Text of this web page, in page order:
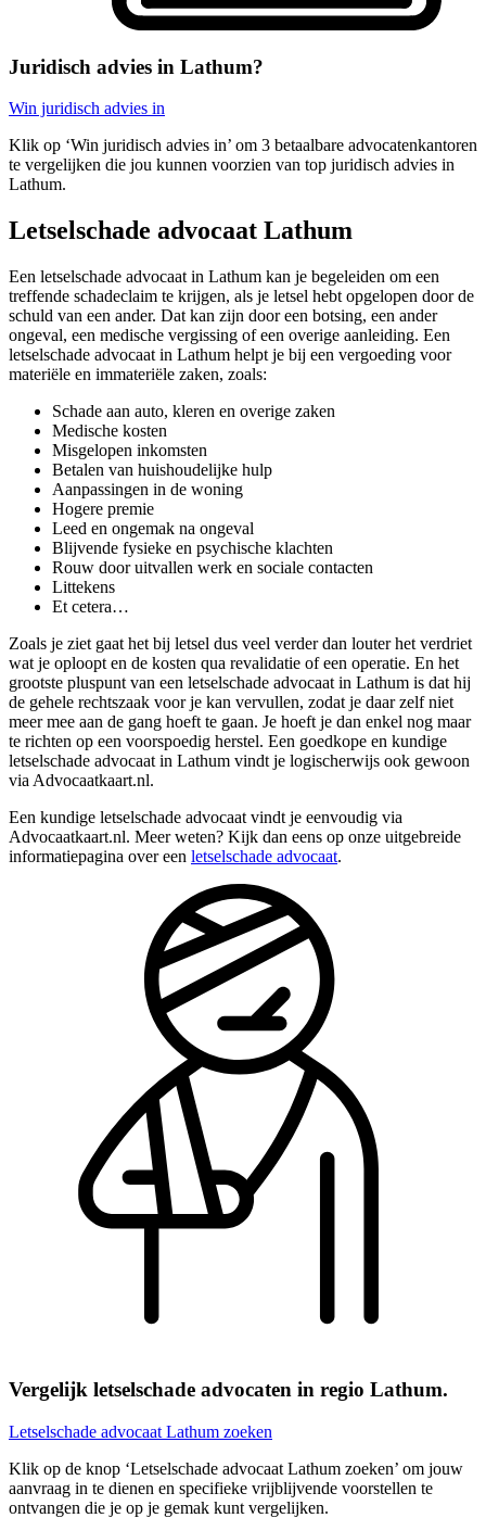
Juridisch advies in Lathum?
Win juridisch advies in
Klik op ‘Win juridisch advies in’ om 3 betaalbare advocatenkantoren
te vergelijken die jou kunnen voorzien van top juridisch advies in
Lathum.
Letselschade advocaat Lathum
Een letselschade advocaat in Lathum kan je begeleiden om een
treffende schadeclaim te krijgen, als je letsel hebt opgelopen door de
schuld van een ander. Dat kan zijn door een botsing, een ander
ongeval, een medische vergissing of een overige aanleiding. Een
letselschade advocaat in Lathum helpt je bij een vergoeding voor
materiële en immateriële zaken, zoals:
Schade aan auto, kleren en overige zaken
Medische kosten
Misgelopen inkomsten
Betalen van huishoudelijke hulp
Aanpassingen in de woning
Hogere premie
Leed en ongemak na ongeval
Blijvende fysieke en psychische klachten
Rouw door uitvallen werk en sociale contacten
Littekens
Et cetera…
Zoals je ziet gaat het bij letsel dus veel verder dan louter het verdriet
wat je oploopt en de kosten qua revalidatie of een operatie. En het
grootste pluspunt van een letselschade advocaat in Lathum is dat hij
de gehele rechtszaak voor je kan vervullen, zodat je daar zelf niet
meer mee aan de gang hoeft te gaan. Je hoeft je dan enkel nog maar
te richten op een voorspoedig herstel. Een goedkope en kundige
letselschade advocaat in Lathum vindt je logischerwijs ook gewoon
via Advocaatkaart.nl.
Een kundige letselschade advocaat vindt je eenvoudig via
Advocaatkaart.nl. Meer weten? Kijk dan eens op onze uitgebreide
informatiepagina over een letselschade advocaat.
Vergelijk letselschade advocaten in regio Lathum.
Letselschade advocaat Lathum zoeken
Klik op de knop ‘Letselschade advocaat Lathum zoeken’ om jouw
aanvraag in te dienen en specifieke vrijblijvende voorstellen te
ontvangen die je op je gemak kunt vergelijken.